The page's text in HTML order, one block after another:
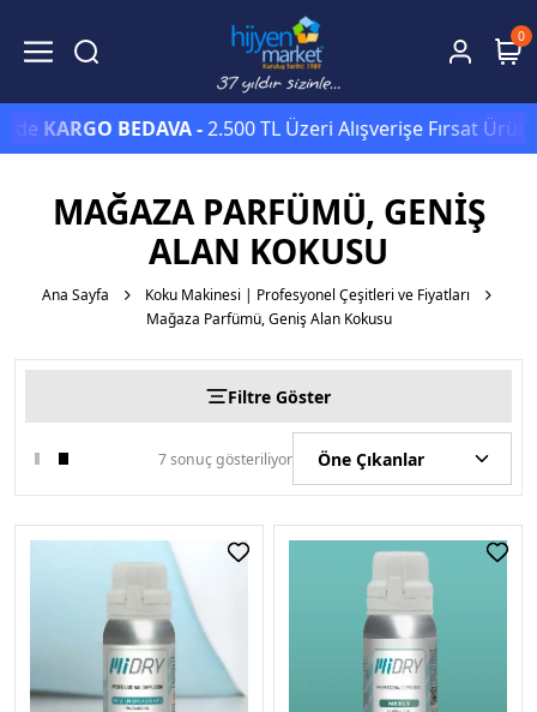
0
KARGO BEDAVA -2.500 TL Üzeri Alışverişe Fırsat
MAĞAZA PARFÜMÜ, GENIŞ
ALAN KOKUSU
Ana Sayfa
Koku Makinesi | Profesyonel Çeşitleri ve Fiyatları
Mağaza Parfümü, Geniş Alan Kokusu
Filtre Göster
7 sonuç gösteriliyor